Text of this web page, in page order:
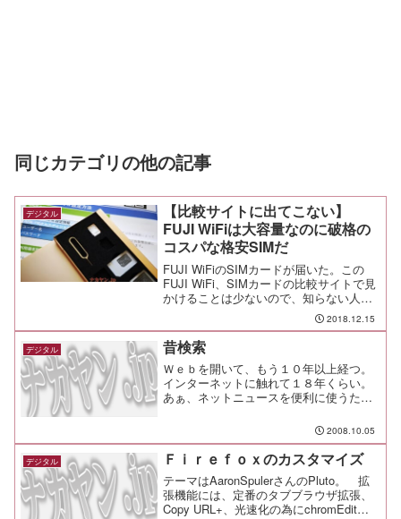
同じカテゴリの他の記事
デジタル
【比較サイトに出てこない】
FUJI WiFiは大容量なのに破格の
コスパな格安SIMだ
FUJI WiFiのSIMカードが届いた。この
FUJI WiFi、SIMカードの比較サイトで見
かけることは少ないので、知らない人も
多いだろうが、大容量を格安で使える凄
いサービスだ。アフィリエイトとかやっ
てないから、比較サイトも扱わないんだ
ろ...
2018.12.15
デジタル 昔検索
Ｗｅｂを開いて、もう１０年以上経つ。
インターネットに触れて１８年くらい。
あぁ、ネットニュースを便利に使うため
しい。 どのニュースグループにはまっ
てたのかは内緒（笑そんな折、グーグル
が２００１年当時のＷｅｂ...
2008.10.05
デジタル Ｆｉｒｅｆｏｘのカスタマイズ
テーマはAaronSpulerさんのPluto。 拡
張機能には、定番のタブブラウザ拡張、
Copy URL+、光速化の為にchromEditを